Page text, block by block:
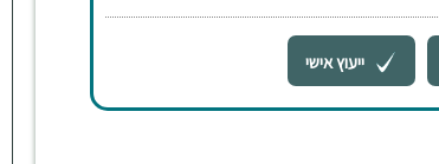
ייעוץ אישי